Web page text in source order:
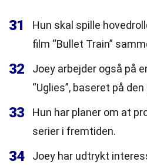
31
Hun skal spille
film “Bullet Train”
32
Joey arbejder også på
“Uglies”, baseret på
33
Hun har planer om at
serier i fremtiden.
34
Joey har udtrykt